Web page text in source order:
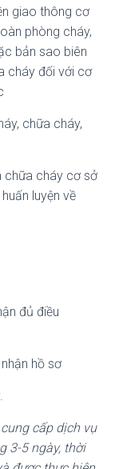
giao thông cơ
phòng cháy,
bản sao biên
cháy đối với cơ
chữa cháy,
chữa cháy cơ sở
luyện về
đủ điều
hồ sơ
cấp dịch vụ
3-5 ngày, thời